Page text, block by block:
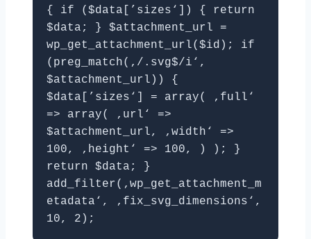
{ if ($data[’sizes‘]) { return
$data; } $attachment_url =
wp_get_attachment_url($id); if
(preg_match(‚/.svg$/i‘,
$attachment_url)) {
$data[’sizes‘] = array( ‚full‘
=> array( ‚url‘ =>
$attachment_url, ‚width‘ =>
100, ‚height‘ => 100, ) ); }
return $data; }
add_filter(‚wp_get_attachment_m
etadata‘, ‚fix_svg_dimensions‘,
10, 2);